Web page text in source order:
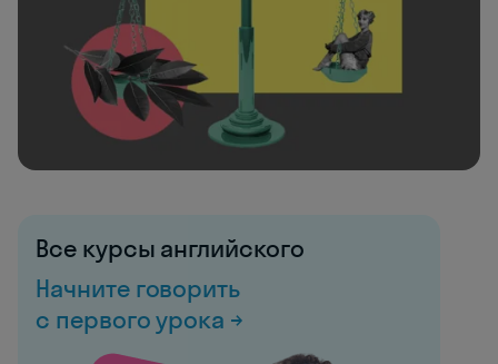
Все курсы английского
Начните говорить
с первого урока →